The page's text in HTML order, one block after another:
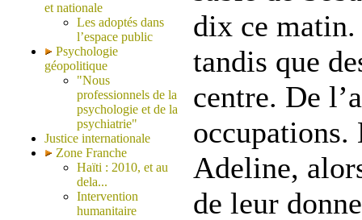
et nationale
Les adoptés dans
l’espace public
Psychologie
géopolitique
"Nous
professionnels de la
psychologie et de la
psychiatrie"
Justice internationale
Zone Franche
Haïti : 2010, et au
dela...
Intervention
humanitaire
dix ce matin.
tandis que
centre. De
occupations.
Adeline,
de leur